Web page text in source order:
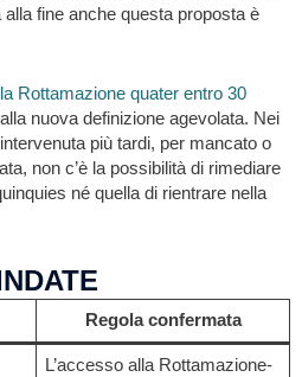
fine anche questa proposta è
Rottamazione quater entro 30
nuova definizione agevolata. Nei
più tardi, per mancato o
non c’è la possibilità di rimediare
né quella di rientrare nella
Regola confermata
L’accesso alla Rottamazione-